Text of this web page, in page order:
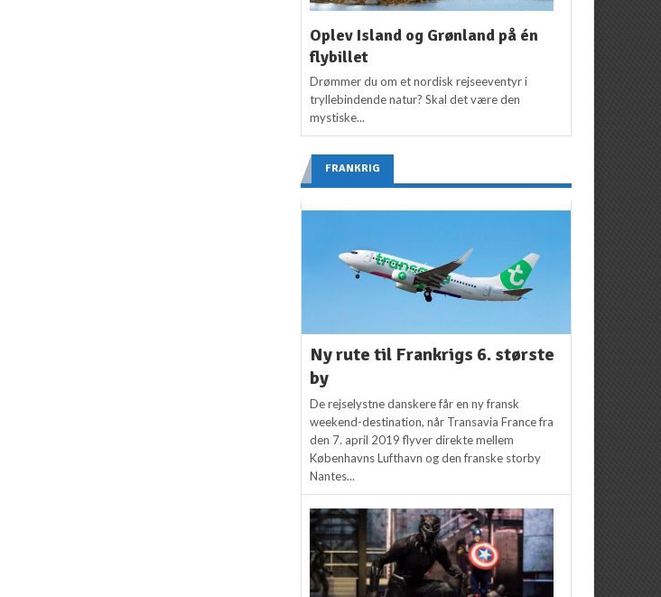
Oplev Island og Grønland på én
flybillet
Drømmer du om et nordisk rejseeventyr i
tryllebindende natur? Skal det være den
mystiske...
FRANKRIG
Ny rute til Frankrigs 6. største
by
De rejselystne danskere får en ny fransk
weekend-destination, når Transavia France fra
den 7. april 2019 flyver direkte mellem
Københavns Lufthavn og den franske storby
Nantes...